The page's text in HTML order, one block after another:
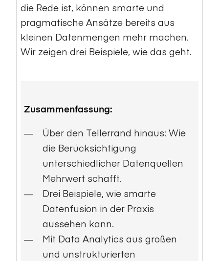
die Rede ist, können smarte und
pragmatische Ansätze bereits aus
kleinen Datenmengen mehr machen.
Wir zeigen drei Beispiele, wie das geht.
Zusammenfassung:
Über den Tellerrand hinaus: Wie
die Berücksichtigung
unterschiedlicher Datenquellen
Mehrwert schafft.
Drei Beispiele, wie smarte
Datenfusion in der Praxis
aussehen kann.
Mit Data Analytics aus großen
und unstrukturierten